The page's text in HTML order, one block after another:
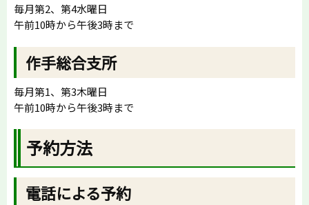
毎月第2、第4水曜日
午前10時から午後3時まで
作手総合支所
毎月第1、第3木曜日
午前10時から午後3時まで
予約方法
電話による予約